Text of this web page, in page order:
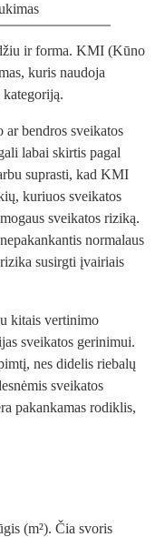
ir forma. KMI (Kūno
kuris naudoja
bendros sveikatos
labai skirtis pagal
suprasti, kad KMI
kuriuos sveikatos
sveikatos riziką.
normalaus
susirgti įvairiais
kitais vertinimo
sveikatos gerinimui.
nes didelis riebalų
sveikatos
pakankamas rodiklis,
(m²). Čia svoris